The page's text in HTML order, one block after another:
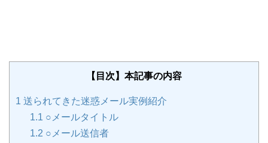
【目次】本記事の内容
1 送られてきた迷惑メール実例紹介
1.1 ○メールタイトル
1.2 ○メール送信者